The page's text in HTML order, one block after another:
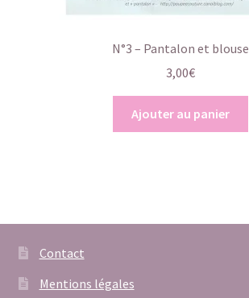
N°3 – Pantalon et blouse
3,00€
Ajouter au panier
Contact
Mentions légales